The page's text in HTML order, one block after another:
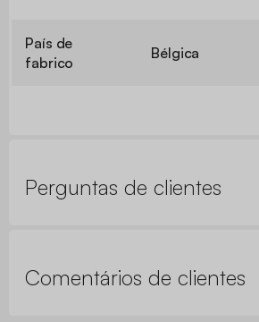
País de
fabrico
Bélgica
Perguntas de clientes
Comentários de clientes